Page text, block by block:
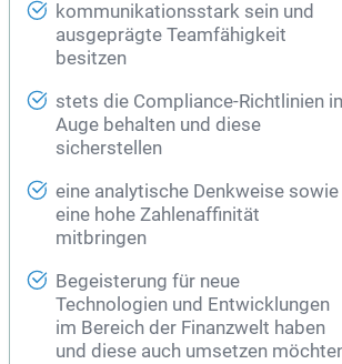
kommunikationsstark sein und
ausgeprägte Teamfähigkeit
besitzen
stets die Compliance-Richtlinien
Auge behalten und diese
sicherstellen
eine analytische Denkweise sowie
eine hohe Zahlenaffinität
mitbringen
Begeisterung für neue
Technologien und Entwicklungen
im Bereich der Finanzwelt haben
und diese auch umsetzen